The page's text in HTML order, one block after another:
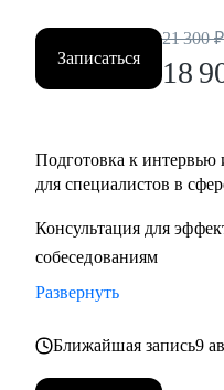
Записаться
21 300 ₽
18
Подготовка к интервью
для специалистов в
Консультация для
собеседованиям
Развернуть
Ближайшая запись9